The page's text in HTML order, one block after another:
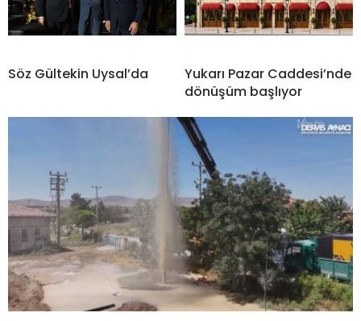
Söz Gültekin Uysal’da
Yukarı Pazar Caddesi’nde
dönüşüm başlıyor